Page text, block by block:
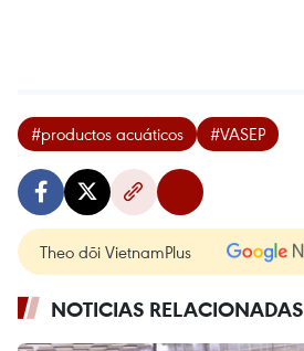
#productos acuáticos #VASEP
Theo dõi VietnamPlus
NOTICIAS RELACIONADAS